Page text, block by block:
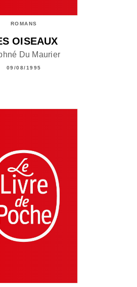
ROMANS
OISEAUX
Du Maurier
09/08/1995